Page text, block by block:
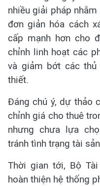
nhiều giải pháp
đơn giản hóa cách
cấp mạnh hơn cho
chỉnh linh hoạt các
và giảm bớt các thủ
thiết.
Đáng chú ý, dự thảo
chỉnh giá cho thuê
nhưng chưa lựa
tránh tình trạng tài
Thời gian tới, Bộ
hoàn thiện hệ thống